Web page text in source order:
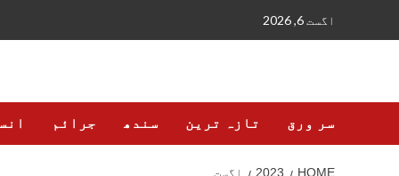
اگست 6, 2026
سر ورق تازہ ترین سندھ جرائم
HOME
2023 اگست